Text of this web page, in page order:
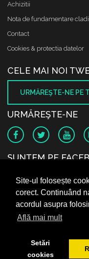
Site-ul folosește
corect. Continuând
acordul asupra
Află mai mult
Setări
cookies
Achizitii
Nota de fundamentare
Contact
Cookies & protectia datelor
CELE MAI NOI
URMĂREŞTE-NE PE
URMĂREŞTE-NE
SUNTEM PE